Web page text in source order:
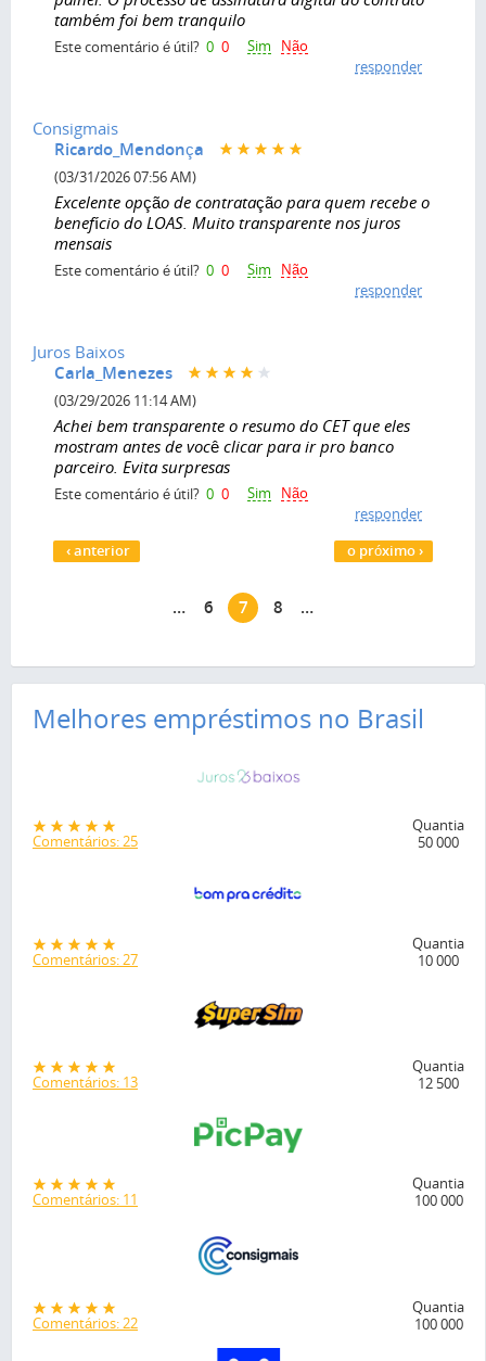
também foi bem tranquilo
Este comentário é útil? 0 0 Sim
Não
responder
Consigmais
Ricardo_Mendonça
(03/31/2026 07:56 AM)
Excelente opção de contratação para quem recebe o
benefício do LOAS. Muito transparente nos juros
mensais
Este comentário é útil? 0 0 Sim
Não
responder
Juros Baixos
Carla_Menezes
(03/29/2026 11:14 AM)
Achei bem transparente o resumo do CET que eles
mostram antes de você clicar para ir pro banco
parceiro. Evita surpresas
Este comentário é útil? 0 0 Sim
Não
responder
Páginas
‹ anterior
… 6 7 8 …
o próximo ›
Melhores empréstimos no Brasil
Comentários: 25
Quantia
50 000
Comentários: 27
Quantia
10 000
Comentários: 13
Quantia
12 500
Comentários: 11
Quantia
100 000
Comentários: 22
Quantia
100 000